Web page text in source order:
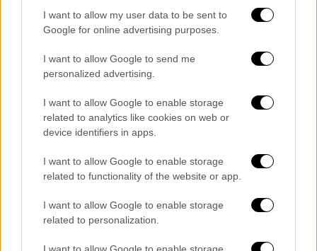
I want to allow my user data to be sent to
Google for online advertising purposes.
I want to allow Google to send me
personalized advertising.
I want to allow Google to enable storage
related to analytics like cookies on web or
device identifiers in apps.
I want to allow Google to enable storage
related to functionality of the website or app.
I want to allow Google to enable storage
related to personalization.
Τσιόδρας: «Φαντάζεστε να είχαμε 150
Τις εφιαλτικές προβλέψεις για τα θύματα
του κορονοϊού αν δεν είχαν ληφθεί εγκαίρως
μέτρα, έκανε ο καθηγητής Λοιμωξιολογίας,
Σωτήρης Τσιόδρας. Μιλώντας κατά την
εξέλιξη της νόσου, ο κ. Τσιόδρας, επανέλαβε
αρχικά ότι βάσει μαθηματικών μοντέλων στο
50% των περιπτώσεων, η μετάδοση του ιού
έγινε από ασυμπτωματικούς.